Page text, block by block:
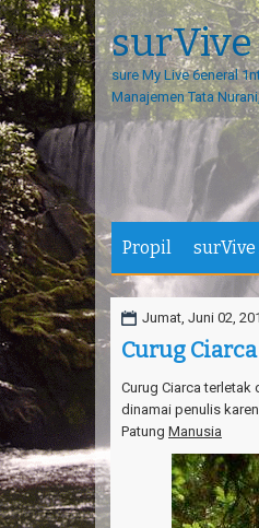
surVive
sure My Live 6eneral
Manajemen Tata
Propil
Jumat, Juni 02,
Curug Ciarca
Curug Ciarca terletak
dinamai penulis
Patung Manusia